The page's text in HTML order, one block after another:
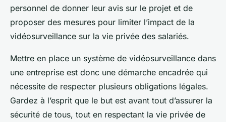
personnel de donner leur avis sur le projet et de
proposer des mesures pour limiter l’impact de la
vidéosurveillance sur la vie privée des salariés.
Mettre en place un système de vidéosurveillance dans
une entreprise est donc une démarche encadrée qui
nécessite de respecter plusieurs obligations légales.
Gardez à l’esprit que le but est avant tout d’assurer la
sécurité de tous, tout en respectant la vie privée de